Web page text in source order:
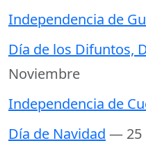
Independencia de
Día de los Difuntos,
Noviembre
Independencia de
Día de Navidad — 25